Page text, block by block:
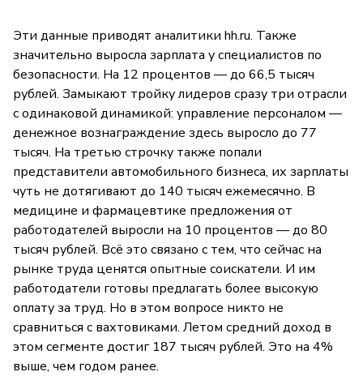
Эти данные приводят аналитики hh.ru. Также
значительно выросла зарплата у специалистов по
безопасности. На 12 процентов — до 66,5 тысяч
рублей. Замыкают тройку лидеров сразу три отрасли
с одинаковой динамикой: управление персоналом —
денежное вознаграждение здесь выросло до 77
тысяч. На третью строчку также попали
представители автомобильного бизнеса, их зарплаты
чуть не дотягивают до 140 тысяч ежемесячно. В
медицине и фармацевтике предложения от
работодателей выросли на 10 процентов — до 80
тысяч рублей. Всё это связано с тем, что сейчас на
рынке труда ценятся опытные соискатели. И им
работодатели готовы предлагать более высокую
оплату за труд. Но в этом вопросе никто не
сравниться с вахтовиками. Летом средний доход в
этом сегменте достиг 187 тысяч рублей. Это на 4%
выше, чем годом ранее.